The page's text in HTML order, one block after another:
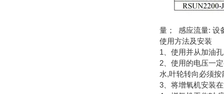
量； 感应流量: 设
使用方法及安装
1、使用并从加油
2、使用的电压一
水,叶轮转向必须
3、将增氧机安装